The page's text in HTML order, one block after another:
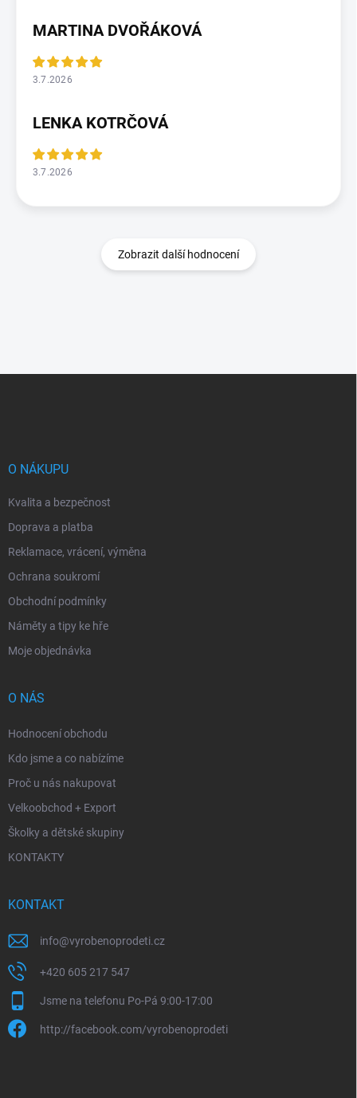
MARTINA DVOŘÁKOVÁ
3.7.2026
LENKA KOTRČOVÁ
3.7.2026
Zobrazit další hodnocení
O NÁKUPU
Kvalita a bezpečnost
Doprava a platba
Reklamace, vrácení, výměna
Ochrana soukromí
Obchodní podmínky
Náměty a tipy ke hře
Moje objednávka
O NÁS
Hodnocení obchodu
Kdo jsme a co nabízíme
Proč u nás nakupovat
Velkoobchod + Export
Školky a dětské skupiny
KONTAKTY
KONTAKT
info@vyrobenoprodeti.cz
+420 605 217 547
Jsme na telefonu Po-Pá 9:00-17:00
http://facebook.com/vyrobenoprodeti